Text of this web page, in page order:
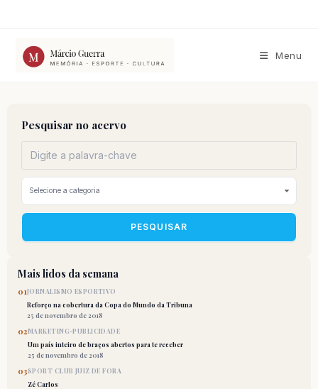
conteúdo
Menu
Pesquisar no acervo
PESQUISAR
Mais lidos da semana
01JORNALISMO ESPORTIVO
Reforço na cobertura da Copa do Mundo da Tribuna
25 de novembro de 2018
02MARKETING-PUBLICIDADE
Um país inteiro de braços abertos para te receber
25 de novembro de 2018
03SPORT CLUB JUIZ DE FORA
Zé Carlos